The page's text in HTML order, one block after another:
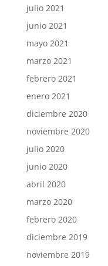
julio 2021
junio 2021
mayo 2021
marzo 2021
febrero 2021
enero 2021
diciembre 2020
noviembre 2020
julio 2020
junio 2020
abril 2020
marzo 2020
febrero 2020
diciembre 2019
noviembre 2019